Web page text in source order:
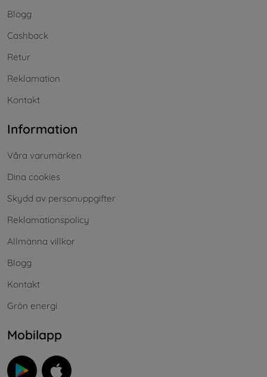
Blogg
Cashback
Retur
Reklamation
Kontakt
Information
Våra varumärken
Dina cookies
Skydd av personuppgifter
Reklamationspolicy
Allmänna villkor
Blogg
Kontakt
Grön energi
Mobilapp